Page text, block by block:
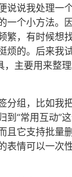
说说我处理一
一个小方法。
繁，有时候想
烦的。后来我
，主要用来整
分组，比如我把
“常用互动”这
且它支持批量
表情可以一次